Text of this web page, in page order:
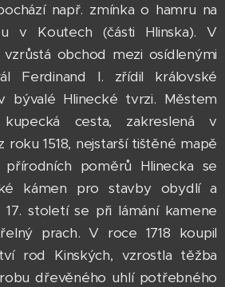
např. zmínka o hamru na
v Koutech (části Hlinska). V
obchod mezi osídlenými
Ferdinand I. zřídil královské
bývalé Hlinecké tvrzi. Městem
cesta, zakreslená v
roku 1518, nejstarší tištěné mapě
poměrů Hlinecka se
kámen pro stavby obydlí a
století se při lámání kamene
prach. V roce 1718 koupil
rod Kinských, vzrostla těžba
dřevěného uhlí potřebného